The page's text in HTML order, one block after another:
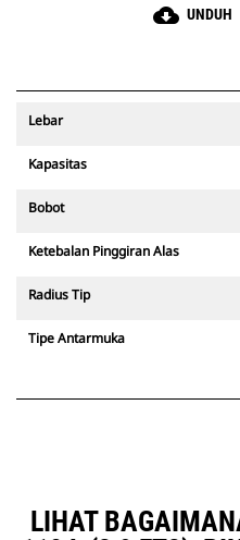
cloud_download UNDUH
Lebar
Kapasitas
Bobot
Ketebalan Pinggiran Alas
Radius Tip
Tipe Antarmuka
LIHAT